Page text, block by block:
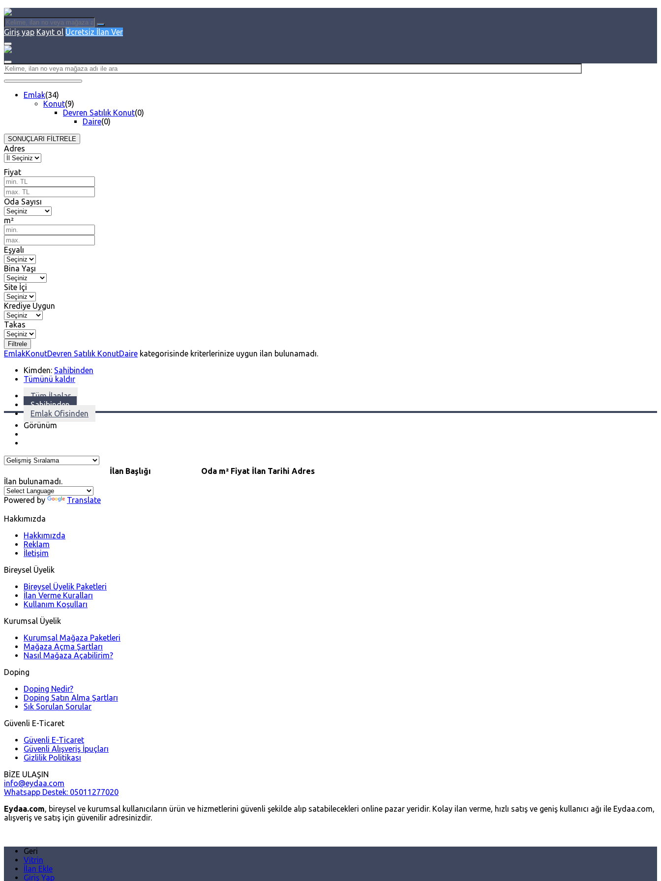
Giriş yap Kayıt ol Ücretsiz İlan Ver
Emlak(34)
Konut(9)
Devren Satılık Konut(0)
Daire(0)
SONUÇLARI FİLTRELE
Adres
Fiyat
Oda Sayısı
m²
Eşyalı
Bina Yaşı
Site İçi
Krediye Uygun
Takas
Filtrele
EmlakKonutDevren Satılık KonutDaire kategorisinde kriterlerinize uygun ilan bulunamadı.
Kimden: Sahibinden
Tümünü kaldır
Tüm İlanlar
Sahibinden
Emlak Ofisinden
Görünüm
İlan Başlığı Oda m² Fiyat İlan Tarihi Adres
İlan bulunamadı.
Powered by Translate
Hakkımızda
Hakkımızda
Reklam
İletişim
Bireysel Üyelik
Bireysel Üyelik Paketleri
İlan Verme Kuralları
Kullanım Koşulları
Kurumsal Üyelik
Kurumsal Mağaza Paketleri
Mağaza Açma Şartları
Nasıl Mağaza Açabilirim?
Doping
Doping Nedir?
Doping Satın Alma Şartları
Sık Sorulan Sorular
Güvenli E-Ticaret
Güvenli E-Ticaret
Güvenli Alışveriş İpuçları
Gizlilik Politikası
BİZE ULAŞIN
info@eydaa.com
Whatsapp Destek: 05011277020
Eydaa.com, bireysel ve kurumsal kullanıcıların ürün ve hizmetlerini güvenli şekilde alıp satabilecekleri online pazar yeridir. Kolay ilan verme, hızlı satış ve geniş kullanıcı ağı ile Eydaa.com,
alışveriş ve satış için güvenilir adresinizdir.
Geri
Vitrin
İlan Ekle
Giriş Yap